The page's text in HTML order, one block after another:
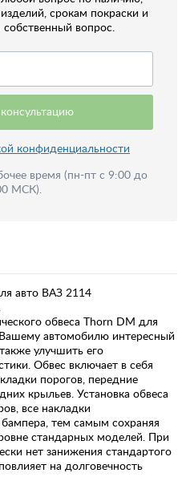
срокам покраски и
вопрос.
конфиденциальности
время (пн-пт с 9:00 до
МСК).
авто ВАЗ 2114
обвеса Thorn DM для
автомобилю интересный
улучшить его
Обвес включает в себя
порогов, передние
крыльев. Установка обвеса
все накладки
тем самым сохраняя
стандарных моделей. При
нет занижения стандартого
на долговечность